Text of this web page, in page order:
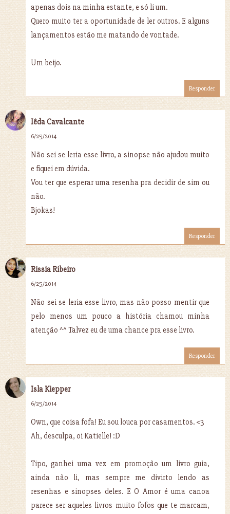
apenas dois na minha estante, e só li um.
Quero muito ter a oportunidade de ler outros. E alguns
lançamentos estão me matando de vontade.
Um beijo.
Responder
Iêda Cavalcante
6/25/2014
Não sei se leria esse livro, a sinopse não ajudou muito
e fiquei em dúvida.
Vou ter que esperar uma resenha pra decidir de sim ou
não.
Bjokas!
Responder
Rissia Ribeiro
6/25/2014
Não sei se leria esse livro, mas não posso mentir que
pelo menos um pouco a história chamou minha
atenção ^^ Talvez eu de uma chance pra esse livro.
Responder
Isla Kiepper
6/25/2014
Own, que coisa fofa! Eu sou louca por casamentos. <3
Ah, desculpa, oi Katielle! :D
Tipo, ganhei uma vez em promoção um livro guia,
ainda não li, mas sempre me divirto lendo as
resenhas e sinopses deles. E O Amor é uma canoa
parece ser aqueles livros muito fofos que te marcam,